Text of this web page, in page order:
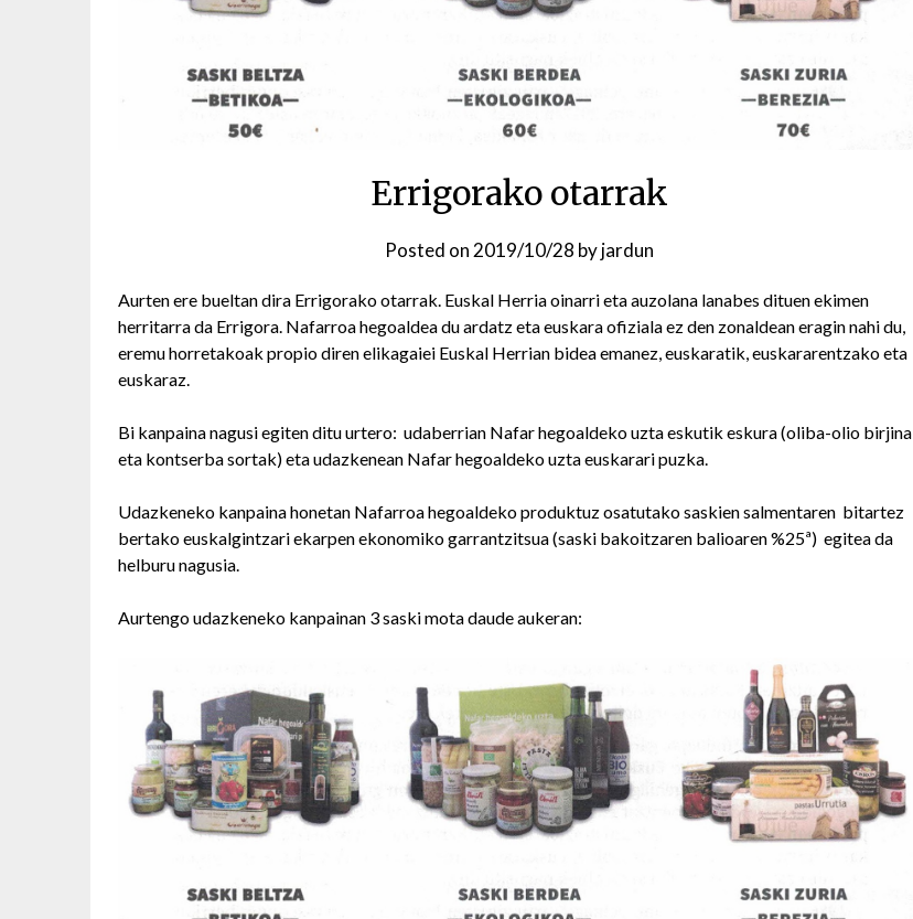
Errigorako otarrak
Posted on 2019/10/28 byjardun
Aurten ere bueltan dira Errigorako otarrak. Euskal Herria oinarri eta auzolana lanabes dituen ekimen
herritarra da Errigora. Nafarroa hegoaldea du ardatz eta euskara ofiziala ez den zonaldean eragin nahi du,
eremu horretakoak propio diren elikagaiei Euskal Herrian bidea emanez, euskaratik, euskararentzako eta
euskaraz.
Bi kanpaina nagusi egiten ditu urtero: udaberrian Nafar hegoaldeko uzta eskutik eskura (oliba-olio birjina
eta kontserba sortak) eta udazkenean Nafar hegoaldeko uzta euskarari puzka.
Udazkeneko kanpaina honetan Nafarroa hegoaldeko produktuz osatutako saskien salmentaren bitartez
bertako euskalgintzari ekarpen ekonomiko garrantzitsua (saski bakoitzaren balioaren %25ª) egitea da
helburu nagusia.
Aurtengo udazkeneko kanpainan 3 saski mota daude aukeran: